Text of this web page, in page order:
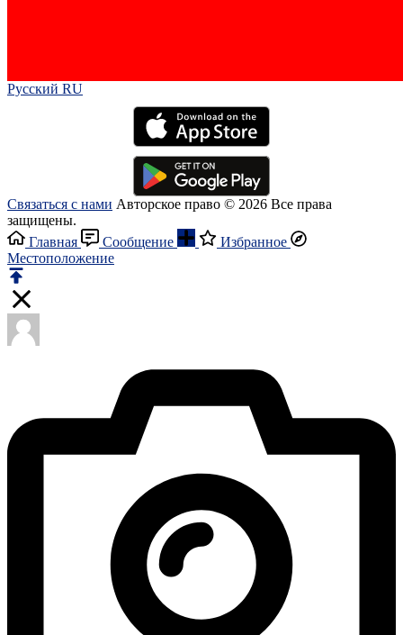
Русский RU‎
Связаться с нами Авторское право © 2026 Все права
защищены.
Главная
Сообщение
Избранное
Местоположение